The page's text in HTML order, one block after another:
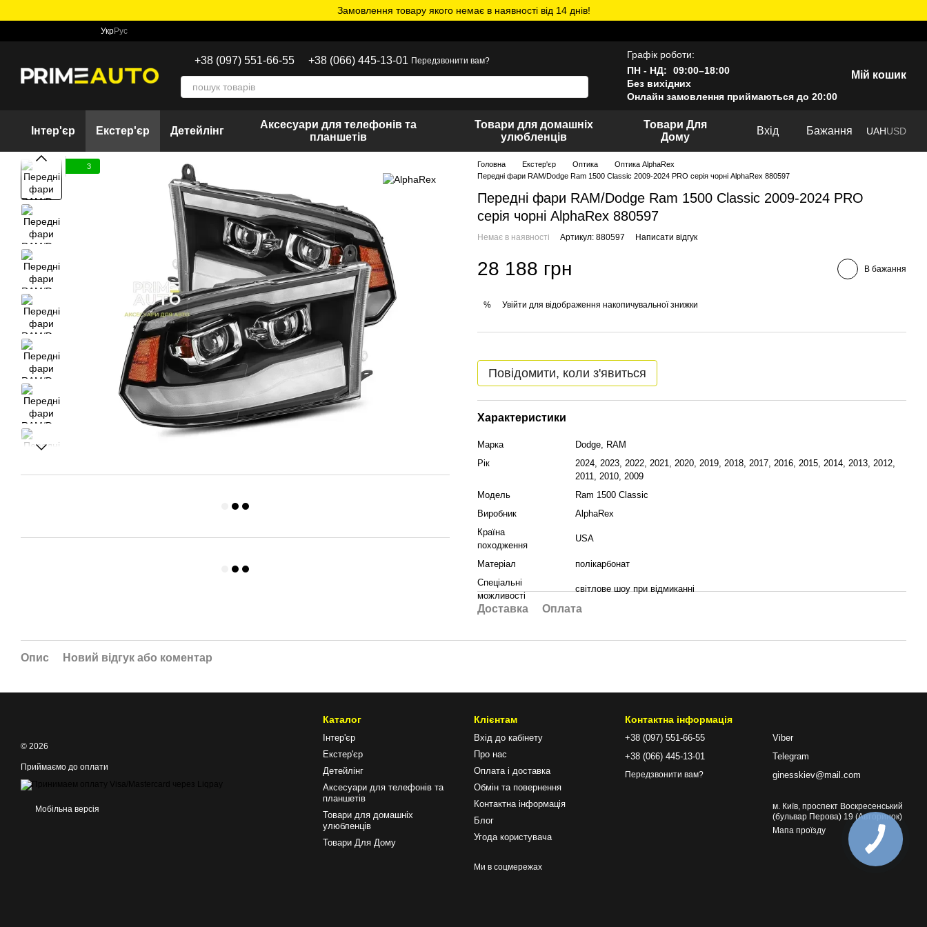
Замовлення товару якого немає в наявності від 14 днів!
УкрРус
+38 (097) 551-66-55 +38 (066) 445-13-01 Передзвонити вам?
Графік роботи:
ПН - НД:
09:00–18:00
Без вихідних
Онлайн замовлення приймаються до 20:00
Мій кошик
Інтер'єр Екстер'єр Детейлінг
Аксесуари для телефонів та
планшетів
Товари для домашніх
улюбленців
Товари Для
Дому
Вхід Бажання UAHUSD
3 Головна Екстер'єр Оптика
Оптика AlphaRex
Передні фари RAM/Dodge Ram 1500 Classic 2009-2024 PRO серія чорні AlphaRex 880597
Передні фари RAM/Dodge Ram 1500 Classic 2009-2024 PRO
серія чорні AlphaRex 880597
Немає в наявності Артикул: 880597 Написати відгук
28 188 грн В бажання
% Увійти для відображення накопичувальної знижки
Повідомити, коли з'явиться
Характеристики
Марка
Dodge, RAM
Рік
2024, 2023, 2022, 2021, 2020, 2019, 2018, 2017, 2016, 2015, 2014, 2013, 2012,
2011, 2010, 2009
Модель
Ram 1500 Classic
Виробник
AlphaRex
Країна
походження
USA
Матеріал
полікарбонат
Спеціальні
можливості
світлове шоу при відмиканні
Доставка Оплата
Опис Новий відгук або коментар
© 2026
Приймаємо до оплати
Мобільна версія
Каталог
Інтер'єр
Екстер'єр
Детейлінг
Аксесуари для телефонів та
планшетів
Товари для домашніх
улюбленців
Товари Для Дому
Клієнтам
Вхід до кабінету
Про нас
Оплата і доставка
Обмін та повернення
Контактна інформація
Блог
Угода користувача
Ми в соцмережах
Контактна інформація
+38 (097) 551-66-55
+38 (066) 445-13-01
Передзвонити вам?
Viber
Telegram
ginesskiev@mail.com
м. Київ, проспект Воскресенський
(бульвар Перова) 19 (Авторинок)
Мапа проїзду